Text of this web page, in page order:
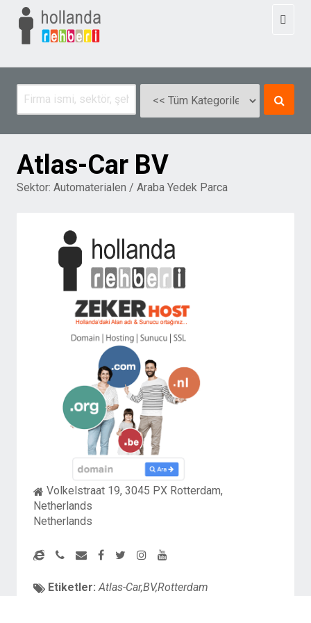
Atlas-Car BV
Sektor: Automaterialen / Araba Yedek Parca
Volkelstraat 19, 3045 PX Rotterdam,
Netherlands
Netherlands
Etiketler: Atlas-Car,BV,Rotterdam